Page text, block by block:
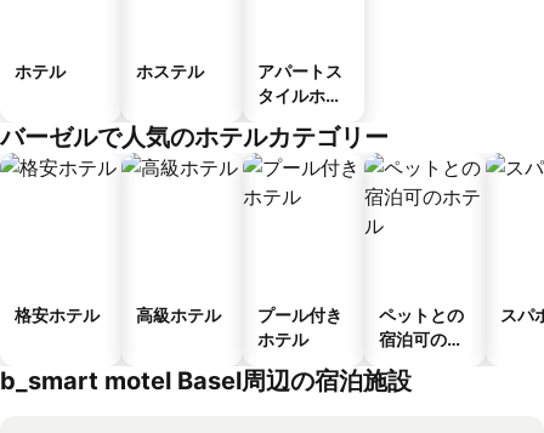
ホテル ホステル
アパートス
タイルホテ
バーゼルで人気のホテルカテゴリー
格安ホテル 高級ホテル
プール付き
ホテル
ペットとの
宿泊可のホ
テル
スパ
b_smart motel Basel周辺の宿泊施設